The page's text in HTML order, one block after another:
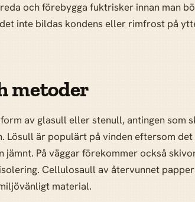
och förebygga fuktrisker innan man
inte bildas kondens eller rimfrost på
metoder
av glasull eller stenull, antingen som
Lösull är populärt på vinden eftersom
jämnt. På väggar förekommer också
Cellulosaull av återvunnet
material.